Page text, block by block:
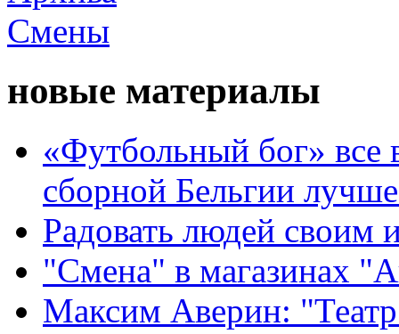
новые материалы
«Футбольный бог» все
сборной Бельгии
Радовать людей своим
"Смена" в магазинах
Максим Аверин: